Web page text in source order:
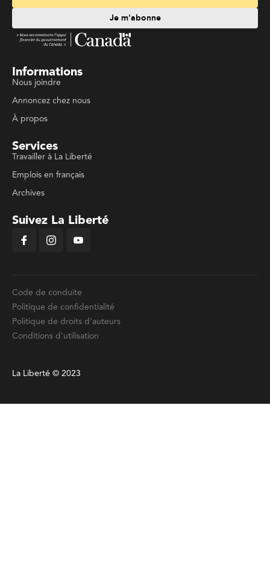
Je m'abonne
Informations
Nous joindre
Annoncez chez nous
À propos
Services
Travailler à La Liberté
Emplois en français
Archives
Suivez La Liberté
Code de conduite
Politique de confidentialité
Politique de droits d'auteurs
Conditions d'utilisation
La Liberté © 2023